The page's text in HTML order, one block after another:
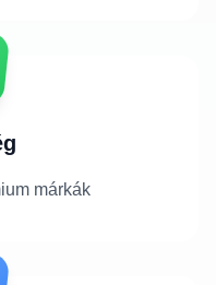
márkák